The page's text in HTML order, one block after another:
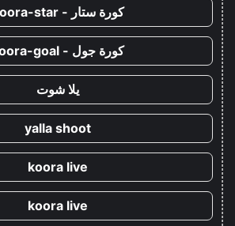
كورة ستار - koora-star
كورة جول - koora-goal
يلا شوت
yalla shoot
koora live
koora live